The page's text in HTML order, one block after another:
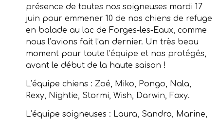
présence de toutes nos soigneuses mardi 17
juin pour emmener 10 de nos chiens de refuge
en balade au lac de Forges-les-Eaux, comme
nous l’avions fait l’an dernier. Un très beau
moment pour toute l’équipe et nos protégés,
avant le début de la haute saison !
L’équipe chiens : Zoé, Miko, Pongo, Nala,
Rexy, Nightie, Stormi, Wish, Darwin, Foxy.
L’équipe soigneuses : Laura, Sandra, Marine,